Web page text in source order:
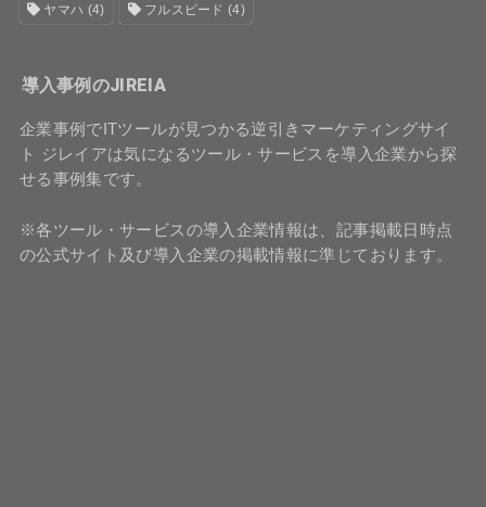
ヤマハ (4) フルスピード (4)
導入事例のJIREIA
企業事例でITツールが見つかる逆引きマーケティングサイ
ト ジレイアは気になるツール・サービスを導入企業から探
せる事例集です。
※各ツール・サービスの導入企業情報は、記事掲載日時点
の公式サイト及び導入企業の掲載情報に準じております。